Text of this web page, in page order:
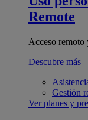
Remote
Acceso remoto
Descubre más
Gestión
Ver planes y